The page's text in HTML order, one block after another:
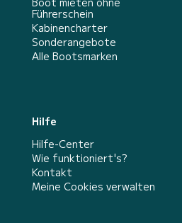
Führerschein
Kabinencharter
Sonderangebote
Alle Bootsmarken
Hilfe
Hilfe-Center
Wie funktioniert's?
Kontakt
Meine Cookies verwalten